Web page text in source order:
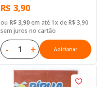
R$ 3,90
ou R$ 3,90em até 1x de R$ 3,90
sem juros no cartão
- + Adicionar